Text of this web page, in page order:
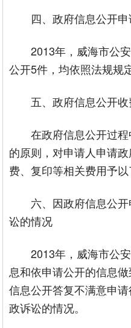
四、政府信息公开申
2013年，威海市公安
公开5件，均依照法规规
五、政府信息公开收
在政府信息公开过程
的原则，对申请人申请
费、复印等相关费用予以
六、因政府信息公开
讼的情况
2013年，威海市公安
息和依申请公开的信息
信息公开答复不满意申
政诉讼的情况。